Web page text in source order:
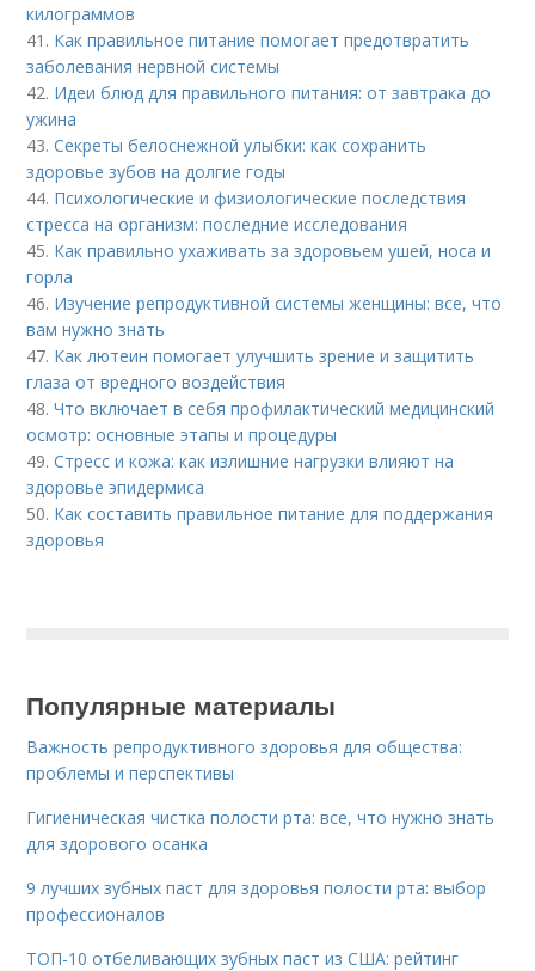
килограммов
41. Как правильное питание помогает предотвратить
заболевания нервной системы
42. Идеи блюд для правильного питания: от завтрака до
ужина
43.Секреты белоснежной улыбки: как сохранить
здоровье зубов на долгие годы
44. Психологические и физиологические последствия
стресса на организм: последние исследования
45. Как правильно ухаживать за здоровьем ушей, носа и
горла
46. Изучение репродуктивной системы женщины: все, что
вам нужно знать
47. Как лютеин помогает улучшить зрение и защитить
глаза от вредного воздействия
48.Что включает в себя профилактический медицинский
осмотр: основные этапы и процедуры
49.Стресс и кожа: как излишние нагрузки влияют на
здоровье эпидермиса
50. Как составить правильное питание для поддержания
здоровья
Популярные материалы
Важность репродуктивного здоровья для общества:
проблемы и перспективы
Гигиеническая чистка полости рта: все, что нужно знать
для здорового осанка
9 лучших зубных паст для здоровья полости рта: выбор
профессионалов
ТОП-10 отбеливающих зубных паст из США: рейтинг